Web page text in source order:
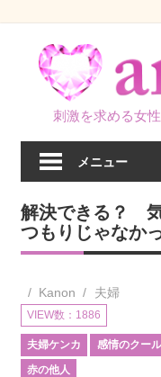
刺激を求める女
メニュー
解決できる？
つもりじゃなか
Kanon 夫婦
VIEW数：1886
夫婦ケンカ 感情のクー
赤の他人